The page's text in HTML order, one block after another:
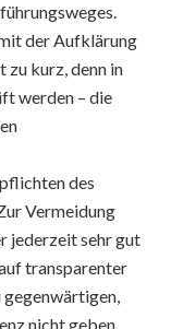
der Aufklärung
zu kurz, denn in
werden – die
des
Vermeidung
jederzeit sehr gut
transparenter
gegenwärtigen,
nicht geben